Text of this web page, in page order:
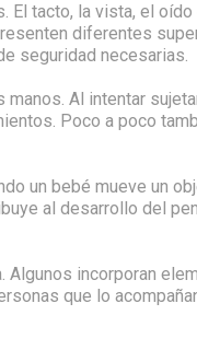
tacto, la vista, el
diferentes
seguridad necesarias.
Al intentar
Poco a poco
un bebé mueve un
al desarrollo del
incorporan
que lo